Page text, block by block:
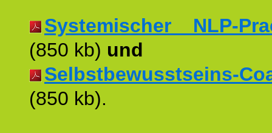
Systemischer NLP-
(850 kb) und
Selbstbewusstseins-
(850 kb).